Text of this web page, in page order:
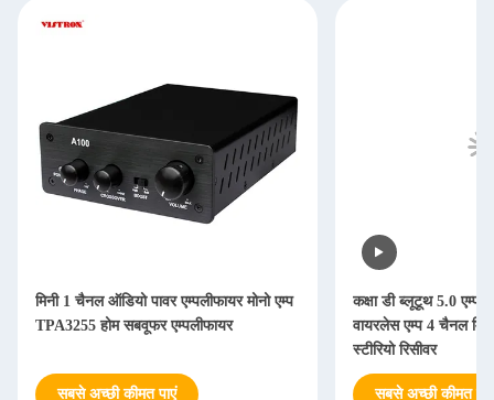
मिनी 1 चैनल ऑडियो पावर एम्पलीफायर मोनो एम्प
TPA3255 होम सबवूफर एम्पलीफायर
सबसे अच्छी कीमत पाएं
कक्षा डी ब्लूटूथ 5.0
वायरलेस एम्प 4 चैनल
स्टीरियो रिसीवर
सबसे अच्छी कीमत पाएं